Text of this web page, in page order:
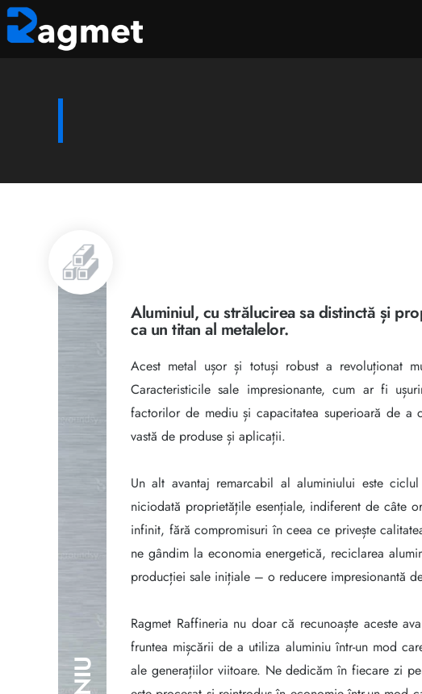
Aluminiul, cu strălucirea sa distinctă și
ca un titan al metalelor.
Acest metal ușor și totuși robust a revoluționat
Caracteristicile sale impresionante, cum ar fi
factorilor de mediu și capacitatea superioară de
vastă de produse și aplicații.
Un alt avantaj remarcabil al aluminiului este
niciodată proprietățile esențiale, indiferent de câte
infinit, fără compromisuri în ceea ce privește
ne gândim la economia energetică, reciclarea
producției sale inițiale – o reducere impresionantă
Ragmet Raffineria nu doar că recunoaște aceste
fruntea mișcării de a utiliza aluminiu într-un mod
ale generațiilor viitoare. Ne dedicăm în fiecare zi